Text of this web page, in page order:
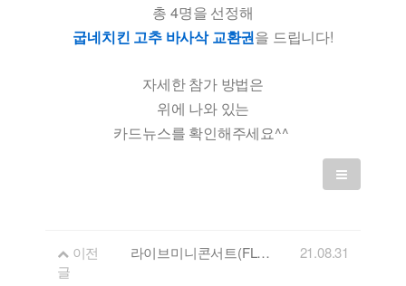
총 4명을 선정해
굽네치킨 고추 바사삭 교환권을 드립니다!
자세한 참가 방법은
위에 나와 있는
카드뉴스를 확인해주세요^^
이전
글
라이브미니콘서트(FLL) 12회 출연자 - 남궁현 21.08.31